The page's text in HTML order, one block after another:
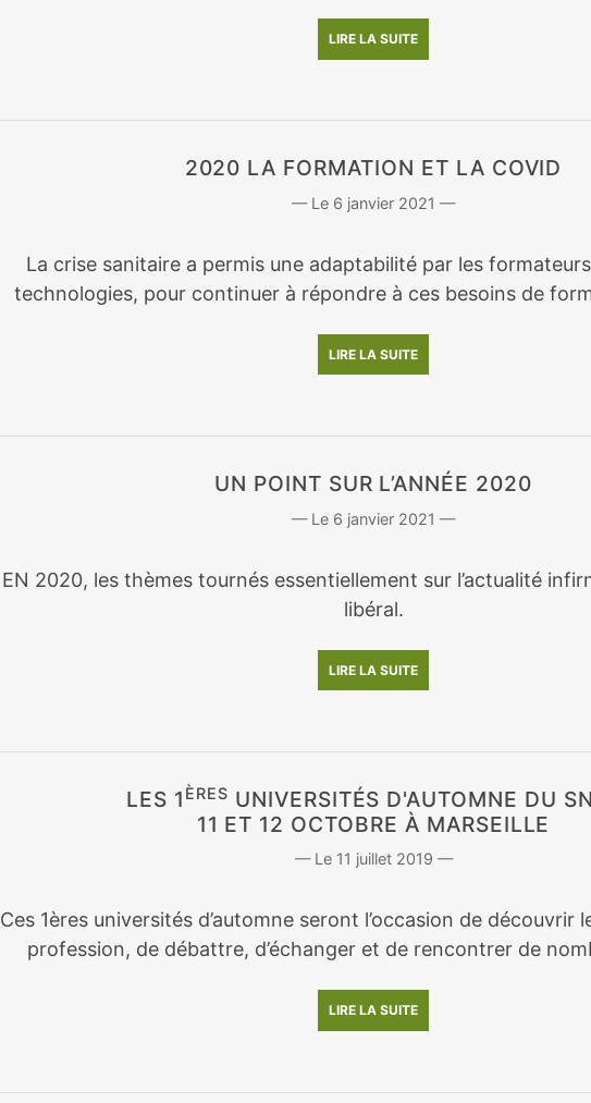
LIRE LA SUITE
2020 LA FORMATION ET LA COVID
6 janvier 2021
La crise sanitaire a permis une adaptabilité par les
technologies, pour continuer à répondre à ces besoins de
LIRE LA SUITE
UN POINT SUR L’ANNÉE 2020
6 janvier 2021
EN 2020, les thèmes tournés essentiellement sur l’actualité
libéral.
LIRE LA SUITE
LES 1 ÈRES UNIVERSITÉS D'AUTOMNE DU
11 ET 12 OCTOBRE À MARSEILLE
11 juillet 2019
Ces 1ères universités d’automne seront l’occasion de découvrir
profession, de débattre, d’échanger et de rencontrer de
LIRE LA SUITE